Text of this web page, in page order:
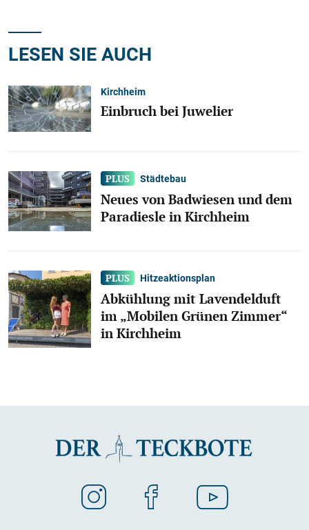
LESEN SIE AUCH
Kirchheim
Einbruch bei Juwelier
Städtebau
Neues von Badwiesen und dem
Paradiesle in Kirchheim
Hitzeaktionsplan
Abkühlung mit Lavendelduft
im „Mobilen Grünen Zimmer“
in Kirchheim